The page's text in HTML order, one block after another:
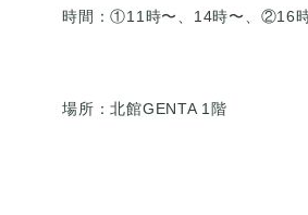
時間：①11時〜、14時〜、②16
場所：北館GENTA 1階